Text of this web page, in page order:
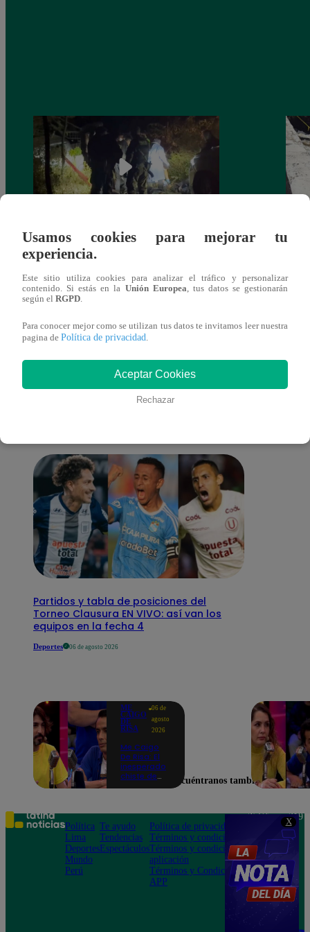
X
Tragedia en el Vraem: Sobreviviente a
intervención dio negativo en examen de
drogas
También te puede
interesar
Partidos y tabla de posiciones del
Torneo Clausura EN VIVO: así van los
equipos en la fecha 4
Deportes 06 de agosto 2026
ME
CAIGO
DE
RISA
06 de
agosto
2026
Me Caigo
De Risa: El
inesperado
chiste de
hizo
explotar a
todo el set
Usamos cookies para mejorar tu
experiencia.
Este sitio utiliza cookies para analizar el tráfico y personalizar
contenido. Si estás en la Unión Europea , tus datos se gestionarán
según el RGPD
Para conocer mejor como se utilizan tus datos te invitamos leer nuestra
pagina de Política de privacidad
Aceptar Cookies
Rechazar
Encuéntranos también en
Política
Lima
Deportes
Mundo
Perú
Te ayudo
Tendencias
Espectáculos
Política de privacidad
Términos y condiciones
Términos y condiciones
aplicación
Términos y Condiciones
APP
Teléfono: 219
Av. San
Felipe 968
Jesús María